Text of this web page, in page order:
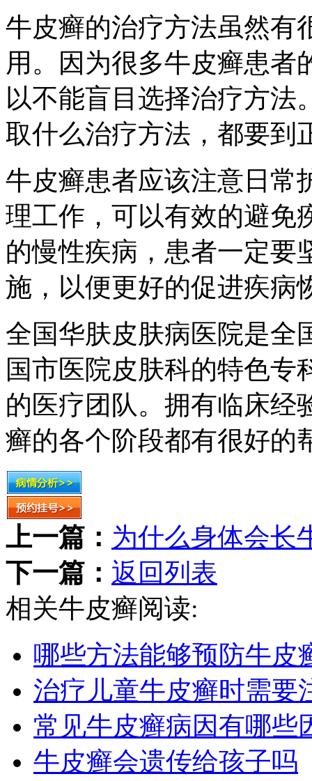
牛皮癣的治疗方法虽然有
用。因为很多牛皮癣患者
以不能盲目选择治疗方法
取什么治疗方法，都要到
牛皮癣患者应该注意日常
理工作，可以有效的避免
的慢性疾病，患者一定要
施，以便更好的促进疾病
全国华肤皮肤病医院是全
国市医院皮肤科的特色专
的医疗团队。拥有临床经
癣的各个阶段都有很好的
上一篇： 为什么身体会长
下一篇： 返回列表
相关牛皮癣阅读:
哪些方法能够预防牛皮
治疗儿童牛皮癣时需要
常见牛皮癣病因有哪些
牛皮癣会遗传给孩子吗